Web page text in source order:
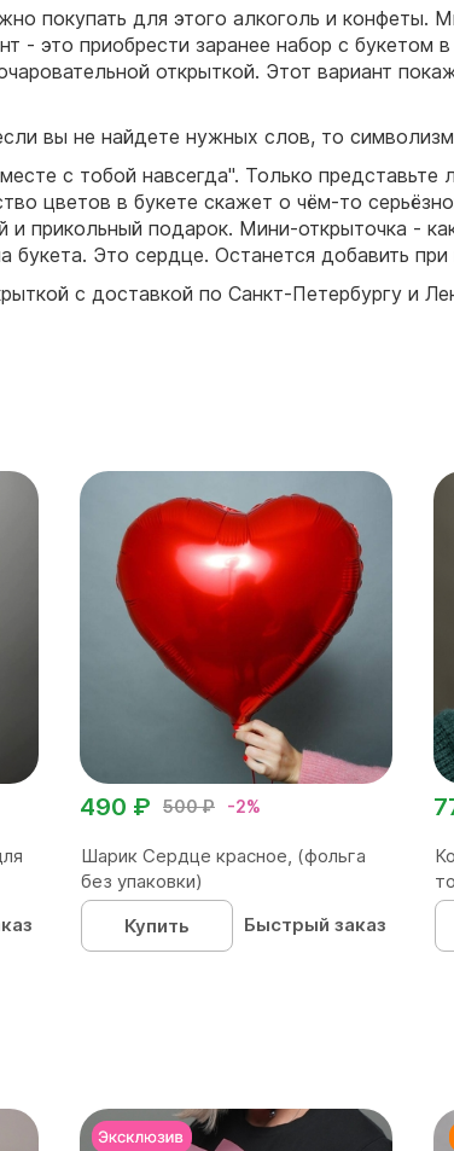
покупать для этого алкоголь и конфеты.
- это приобрести заранее набор с букетом
открыткой. Этот вариант
вы не найдете нужных слов, то
с тобой навсегда". Только представьте
цветов в букете скажет о чём-то
прикольный подарок. Мини-открыточка -
Это сердце. Останется добавить при
с доставкой по Санкт-Петербургу и
500 ₽ -2%
490 ₽
Шарик Сердце красное, (фольга
без упаковки)
Купить
Быстрый заказ